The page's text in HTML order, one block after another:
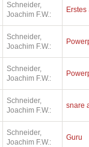
Schneider,
Joachim F.W.:
Schneider,
Joachim F.W.:
Schneider,
Joachim F.W.:
Schneider,
Joachim F.W.:
snare
Schneider,
Joachim F.W.:
Guru